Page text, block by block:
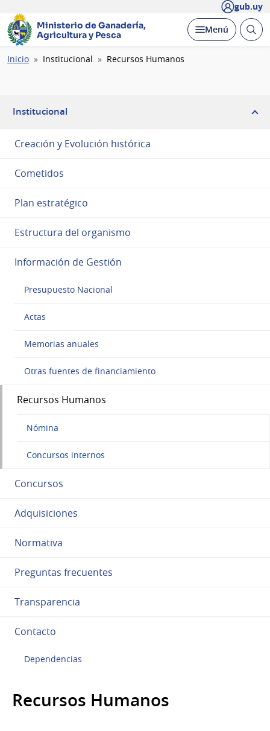
gub.uy
Ministerio de Ganadería,
Agricultura y Pesca
Desplegar
Menú Abrir
Ruta
Inicio Institucional Recursos Humanos
Institucional
Creación y Evolución histórica
Cometidos
Plan estratégico
Estructura del organismo
Información de Gestión
Presupuesto Nacional
Actas
Memorias anuales
Otras fuentes de financiamiento
Recursos Humanos
Nómina
Concursos internos
Concursos
Adquisiciones
Normativa
Preguntas frecuentes
Transparencia
Contacto
Dependencias
Recursos Humanos